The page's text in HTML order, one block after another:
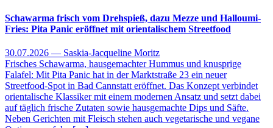
Schawarma frisch vom Drehspieß, dazu Mezze und Halloumi-
Fries: Pita Panic eröffnet mit orientalischem Streetfood
30.07.2026 — Saskia-Jacqueline Moritz
Frisches Schawarma, hausgemachter Hummus und knusprige
Falafel: Mit Pita Panic hat in der Marktstraße 23 ein neuer
Streetfood-Spot in Bad Cannstatt eröffnet. Das Konzept verbindet
orientalische Klassiker mit einem modernen Ansatz und setzt dabei
auf täglich frische Zutaten sowie hausgemachte Dips und Säfte.
Neben Gerichten mit Fleisch stehen auch vegetarische und vegane